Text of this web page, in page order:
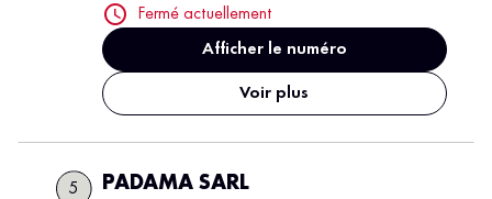
Fermé actuellement
Afficher le numéro
Voir plus
5 PADAMA SARL